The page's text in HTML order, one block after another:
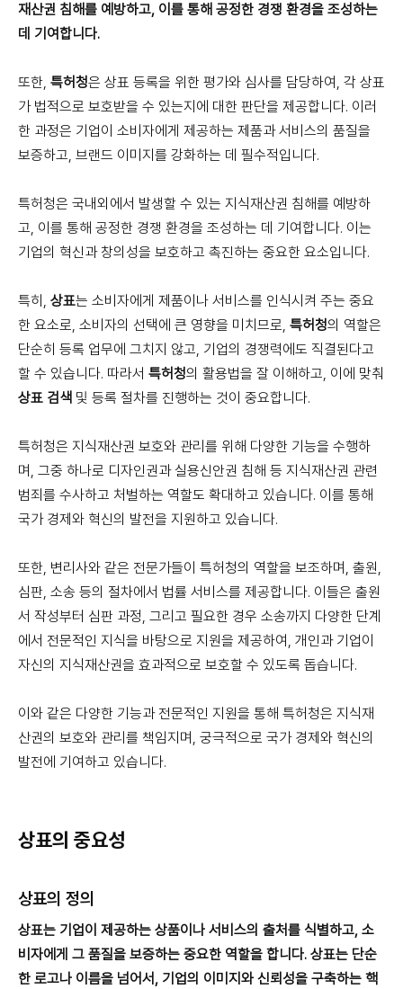
재산권 침해를 예방하고, 이를 통해 공정한 경쟁 환경을 조성하는
데 기여합니다.
또한, 특허청은 상표 등록을 위한 평가와 심사를 담당하여, 각 상표
가 법적으로 보호받을 수 있는지에 대한 판단을 제공합니다. 이러
한 과정은 기업이 소비자에게 제공하는 제품과 서비스의 품질을
보증하고, 브랜드 이미지를 강화하는 데 필수적입니다.
특허청은 국내외에서 발생할 수 있는 지식재산권 침해를 예방하
고, 이를 통해 공정한 경쟁 환경을 조성하는 데 기여합니다. 이는
기업의 혁신과 창의성을 보호하고 촉진하는 중요한 요소입니다.
특히, 상표는 소비자에게 제품이나 서비스를 인식시켜 주는 중요
한 요소로, 소비자의 선택에 큰 영향을 미치므로, 특허청의 역할은
단순히 등록 업무에 그치지 않고, 기업의 경쟁력에도 직결된다고
할 수 있습니다. 따라서 특허청의 활용법을 잘 이해하고, 이에 맞춰
상표 검색 및 등록 절차를 진행하는 것이 중요합니다.
특허청은 지식재산권 보호와 관리를 위해 다양한 기능을 수행하
며, 그중 하나로 디자인권과 실용신안권 침해 등 지식재산권 관련
범죄를 수사하고 처벌하는 역할도 확대하고 있습니다. 이를 통해
국가 경제와 혁신의 발전을 지원하고 있습니다.
또한, 변리사와 같은 전문가들이 특허청의 역할을 보조하며, 출원,
심판, 소송 등의 절차에서 법률 서비스를 제공합니다. 이들은 출원
서 작성부터 심판 과정, 그리고 필요한 경우 소송까지 다양한 단계
에서 전문적인 지식을 바탕으로 지원을 제공하여, 개인과 기업이
자신의 지식재산권을 효과적으로 보호할 수 있도록 돕습니다.
이와 같은 다양한 기능과 전문적인 지원을 통해 특허청은 지식재
산권의 보호와 관리를 책임지며, 궁극적으로 국가 경제와 혁신의
발전에 기여하고 있습니다.
상표의 중요성
상표의 정의
상표는 기업이 제공하는 상품이나 서비스의 출처를 식별하고, 소
비자에게 그 품질을 보증하는 중요한 역할을 합니다. 상표는 단순
한 로고나 이름을 넘어서, 기업의 이미지와 신뢰성을 구축하는 핵